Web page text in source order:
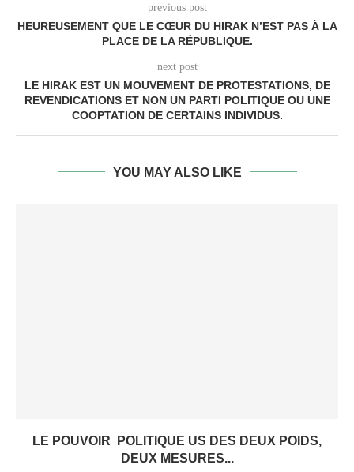
previous post
HEUREUSEMENT QUE LE CŒUR DU HIRAK N’EST PAS À LA
PLACE DE LA RÉPUBLIQUE.
next post
LE HIRAK EST UN MOUVEMENT DE PROTESTATIONS, DE
REVENDICATIONS ET NON UN PARTI POLITIQUE OU UNE
COOPTATION DE CERTAINS INDIVIDUS.
YOU MAY ALSO LIKE
LE POUVOIR POLITIQUE US DES DEUX POIDS,
DEUX MESURES...